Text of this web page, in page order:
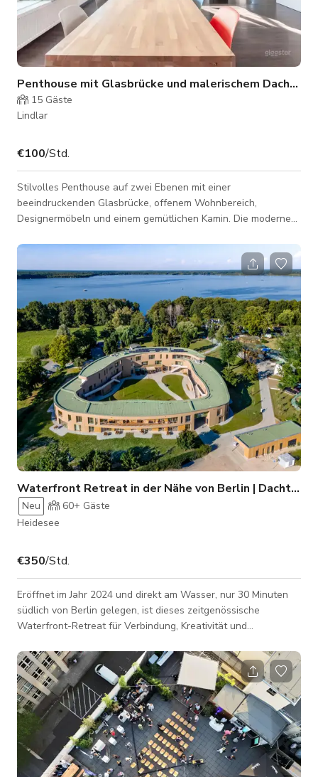
Penthouse mit Glasbrücke und malerischem Dachterrassenblick!
15 Gäste
Lindlar
€100/Std.
Stilvolles Penthouse auf zwei Ebenen mit einer
beeindruckenden Glasbrücke, offenem Wohnbereich,
Designermöbeln und einem gemütlichen Kamin. Die moderne
schafft so ein klares, filmtaugliches Ambiente. Genießen Sie
von der überdachten Dachterrasse mit 6 Meter langer Markise
einen atemberaubenden Panoramablick über Lindlar. Ein
elegantes Badezimmer mit Dusche und fünf kostenlose
Parkplätze runden das Angebot ab. Diese Location ist
Waterfront Retreat in der Nähe von Berlin | Dachterrasse & Seezugang
Neu 60+ Gäste
Heidesee
€350/Std.
Eröffnet im Jahr 2024 und direkt am Wasser, nur 30 Minuten
südlich von Berlin gelegen, ist dieses zeitgenössische
Waterfront-Retreat für Verbindung, Kreativität und
verbindet es moderne Gastfreundschaft mit einem starken
Fokus auf Teamarbeit, Outdoor-Abenteuer und immersive
Gruppenaufenthalte. Die Unterkunft verfügt über 51 stilvolle
Zimmer mit 99 Betten, gestaltet in einer ruhigen,
skandinavisch inspirierten Ästhetik mit natürlichen